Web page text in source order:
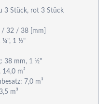
3 Stück, rot 3 Stück
/ 32 / 38 [mm]
¼", 1 ½"
38 mm, 1 ½"
14,0 m³
7,0 m³
m³